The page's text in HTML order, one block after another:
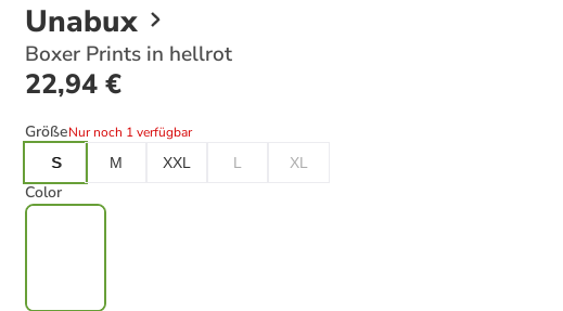
Unabux
Boxer Prints in hellrot
22,94 €
GrößeNur noch 1 verfügbar
S
M XXL L XL
Color